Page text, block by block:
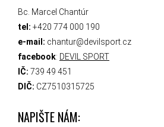
Bc. Marcel Chantúr
tel: +420 774 000 190
e-mail: chantur@devilsport.cz
facebook: DEVIL SPORT
IČ: 739 49 451
DIČ: CZ7510315725
NAPIŠTE NÁM: